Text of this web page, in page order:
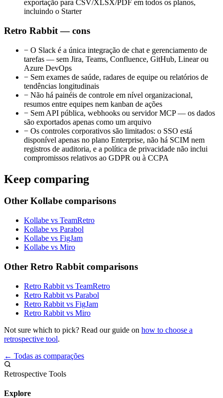
exportação para CSV/XLSX/PDF em todos os planos,
incluindo o Starter
Retro Rabbit — cons
− O Slack é a única integração de chat e gerenciamento de
tarefas — sem Jira, Teams, Confluence, GitHub, Linear ou
Azure DevOps
− Sem exames de saúde, radares de equipe ou relatórios de
tendências longitudinais
− Não há painéis de controle em nível organizacional,
resumos entre equipes nem kanban de ações
− Sem API pública, webhooks ou servidor MCP — os dados
são exportados apenas como um arquivo
− Os controles corporativos são limitados: o SSO está
disponível apenas no plano Enterprise, não há SCIM nem
registros de auditoria, e a política de privacidade não inclui
compromissos relativos ao GDPR ou à CCPA
Keep comparing
Other Kollabe comparisons
Kollabe vs TeamRetro
Kollabe vs Parabol
Kollabe vs FigJam
Kollabe vs Miro
Other Retro Rabbit comparisons
Retro Rabbit vs TeamRetro
Retro Rabbit vs Parabol
Retro Rabbit vs FigJam
Retro Rabbit vs Miro
Not sure which to pick? Read our guide on how to choose a
retrospective tool.
← Todas as comparações
Retrospective Tools
Explore